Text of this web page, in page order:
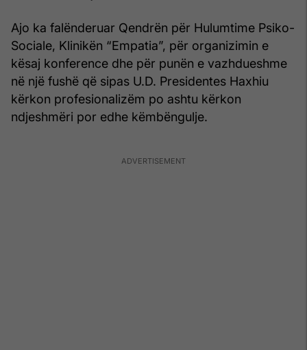
Ajo ka falënderuar Qendrën për Hulumtime Psiko-
Sociale, Klinikën “Empatia”, për organizimin e
kësaj konference dhe për punën e vazhdueshme
në një fushë që sipas U.D. Presidentes Haxhiu
kërkon profesionalizëm po ashtu kërkon
ndjeshmëri por edhe këmbëngulje.